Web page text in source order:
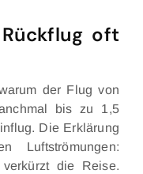
oft
der Flug von
bis zu 1,5
Die Erklärung
Luftströmungen:
die Reise.